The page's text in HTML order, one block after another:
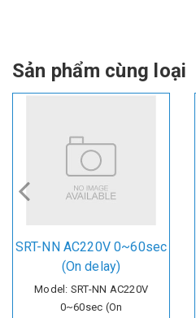
Sản phẩm cùng loại
SRT-NN AC220V 0~60sec
(On delay)
Model: SRT-NN AC220V
0~60sec (On